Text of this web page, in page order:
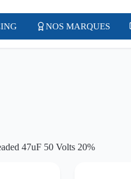
NOS MARQUES
47uF 50 Volts 20%